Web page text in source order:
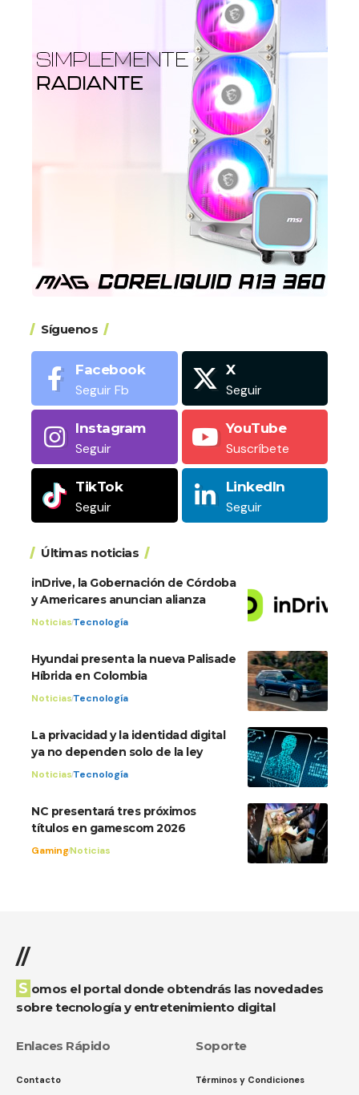
Síguenos
Facebook
Seguir Fb
X
Seguir
Instagram
Seguir
YouTube
Suscríbete
TikTok
Seguir
LinkedIn
Seguir
Últimas noticias
inDrive, la Gobernación de Córdoba
y Americares anuncian alianza
NoticiasTecnología
Hyundai presenta la nueva Palisade
Híbrida en Colombia
NoticiasTecnología
La privacidad y la identidad digital
ya no dependen solo de la ley
NoticiasTecnología
NC presentará tres próximos
títulos en gamescom 2026
GamingNoticias
//
Somos el portal donde obtendrás las novedades
sobre tecnología y entretenimiento digital
Enlaces Rápido
Contacto
Soporte
Términos y Condiciones